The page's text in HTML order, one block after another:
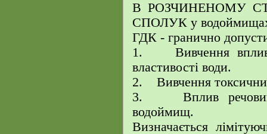
В РОЗЧИНЕНОМУ
СПОЛУК у
ГДК - гранично
1. Вивчення впливу
властивості води.
2. Вивчення
3. Вплив
водоймищ.
Визначається